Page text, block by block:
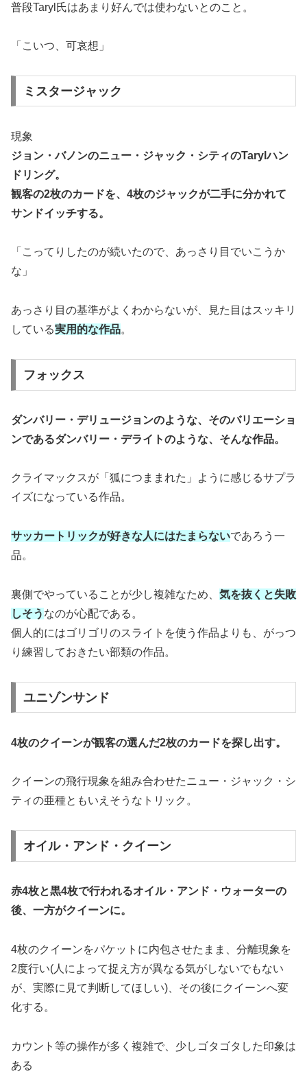
普段Taryl氏はあまり好んでは使わないとのこと。
「こいつ、可哀想」
ミスタージャック
現象
ジョン・バノンのニュー・ジャック・シティのTarylハン
ドリング。
観客の2枚のカードを、4枚のジャックが二手に分かれて
サンドイッチする。
「こってりしたのが続いたので、あっさり目でいこうか
な」
あっさり目の基準がよくわからないが、見た目はスッキリ
している実用的な作品。
フォックス
ダンバリー・デリュージョンのような、そのバリエーショ
ンであるダンバリー・デライトのような、そんな作品。
クライマックスが「狐につままれた」ように感じるサプラ
イズになっている作品。
サッカートリックが好きな人にはたまらないであろう一
品。
裏側でやっていることが少し複雑なため、 気を抜くと失敗
しそう なのが心配である。
個人的にはゴリゴリのスライトを使う作品よりも、がっつ
り練習しておきたい部類の作品。
ユニゾンサンド
4枚のクイーンが観客の選んだ2枚のカードを探し出す。
クイーンの飛行現象を組み合わせたニュー・ジャック・シ
ティの亜種ともいえそうなトリック。
オイル・アンド・クイーン
赤4枚と黒4枚で行われるオイル・アンド・ウォーターの
後、一方がクイーンに。
4枚のクイーンをパケットに内包させたまま、分離現象を
2度行い(人によって捉え方が異なる気がしないでもない
が、実際に見て判断してほしい)、その後にクイーンへ変
化する。
カウント等の操作が多く複雑で、少しゴタゴタした印象は
ある